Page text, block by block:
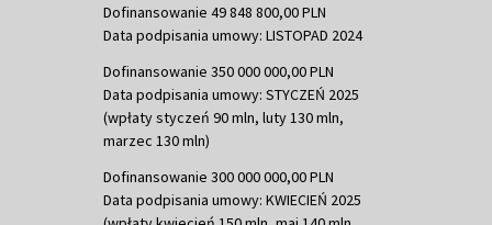
Dofinansowanie 49 848 800,00 PLN
Data podpisania umowy: LISTOPAD 2024
Dofinansowanie 350 000 000,00 PLN
Data podpisania umowy: STYCZEŃ 2025
(wpłaty styczeń 90 mln, luty 130 mln,
marzec 130 mln)
Dofinansowanie 300 000 000,00 PLN
Data podpisania umowy: KWIECIEŃ 2025